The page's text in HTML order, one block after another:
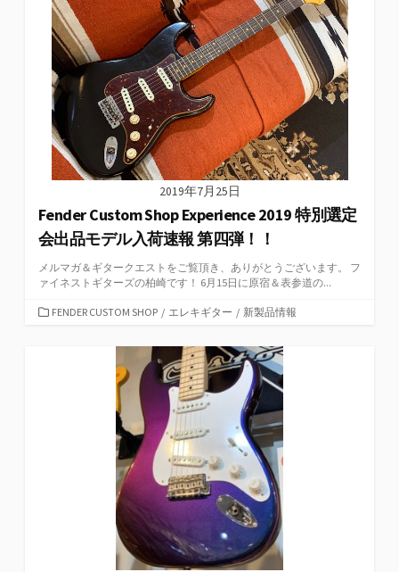
2019年7月25日
Fender Custom Shop Experience 2019 特別選定
会出品モデル入荷速報 第四弾！！
メルマガ＆ギタークエストをご覧頂き、ありがとうございます。 フ
ァイネストギターズの柏崎です！ 6月15日に原宿＆表参道の...
カFENDER CUSTOM SHOP / エレキギター / 新製品情報